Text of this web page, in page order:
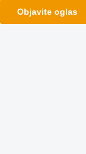
Objavite oglas